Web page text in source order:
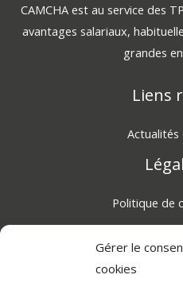
Gérer le
cookies
CAMCHA est au service des
avantages salariaux,
grandes
Liens
Actualités
Politique de
Certifié RGPD